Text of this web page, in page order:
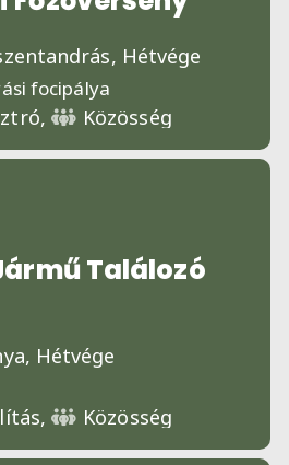
Hétvége
focipálya
Közösség
Találozó
Hétvége
Közösség